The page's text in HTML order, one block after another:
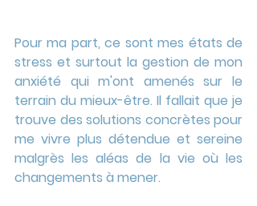
Pour ma part, ce sont mes états de
stress et surtout la gestion de mon
anxiété qui m'ont amenés sur le
terrain du mieux-être. Il fallait que je
trouve des solutions concrètes pour
me vivre plus détendue et sereine
malgrès les aléas de la vie où les
changements à mener.